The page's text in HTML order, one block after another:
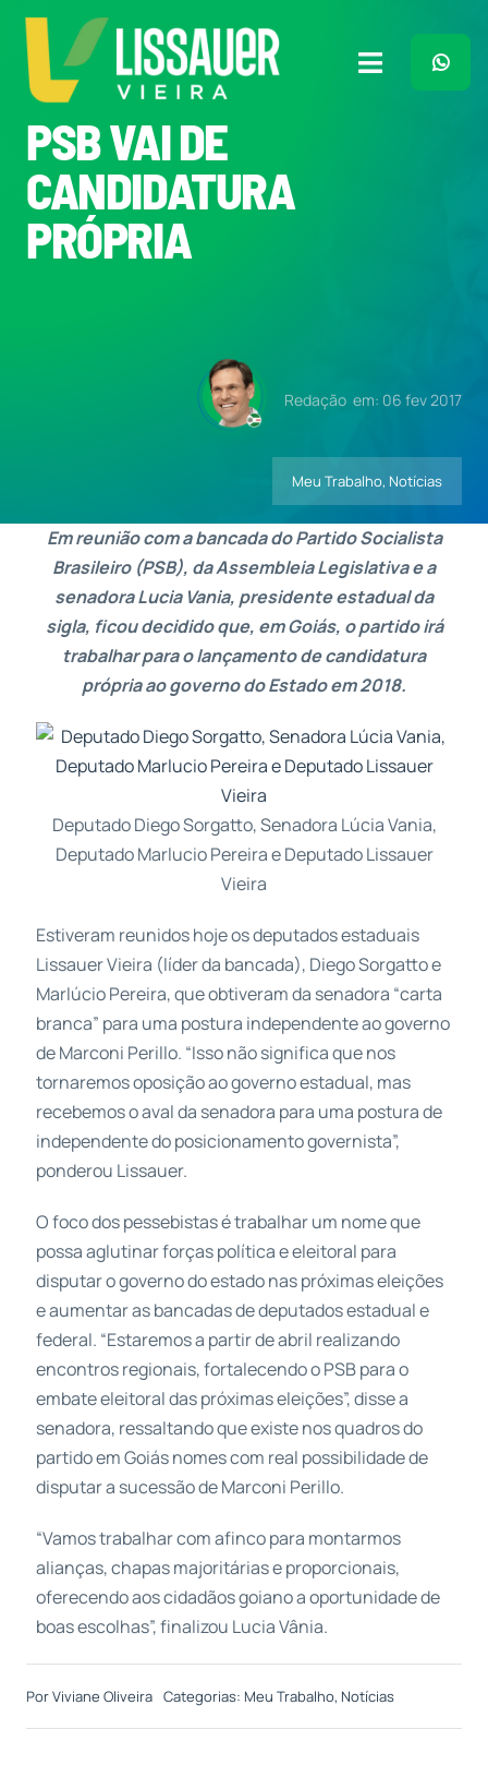
para
conteúdo
Toggle
Home
Plano de Governo
Contatos
PSB VAI DE
CANDIDATURA
PRÓPRIA
Redação em: 06 fev 2017
Meu Trabalho, Notícias
Em reunião com a bancada do Partido Socialista
Brasileiro (PSB), da Assembleia Legislativa e a
senadora Lucia Vania, presidente estadual da
sigla, ficou decidido que, em Goiás, o partido irá
trabalhar para o lançamento de candidatura
própria ao governo do Estado em 2018.
Deputado Diego Sorgatto, Senadora Lúcia Vania,
Deputado Marlucio Pereira e Deputado Lissauer
Vieira
Estiveram reunidos hoje os deputados estaduais
Lissauer Vieira (líder da bancada), Diego Sorgatto e
Marlúcio Pereira, que obtiveram da senadora “carta
branca” para uma postura independente ao governo
de Marconi Perillo. “Isso não significa que nos
tornaremos oposição ao governo estadual, mas
recebemos o aval da senadora para uma postura de
independente do posicionamento governista”,
ponderou Lissauer.
O foco dos pessebistas é trabalhar um nome que
possa aglutinar forças política e eleitoral para
disputar o governo do estado nas próximas eleições
e aumentar as bancadas de deputados estadual e
federal. “Estaremos a partir de abril realizando
encontros regionais, fortalecendo o PSB para o
embate eleitoral das próximas eleições”, disse a
senadora, ressaltando que existe nos quadros do
partido em Goiás nomes com real possibilidade de
disputar a sucessão de Marconi Perillo.
“Vamos trabalhar com afinco para montarmos
alianças, chapas majoritárias e proporcionais,
oferecendo aos cidadãos goiano a oportunidade de
boas escolhas”, finalizou Lucia Vânia.
PorViviane Oliveira Categorias: Meu Trabalho, Notícias